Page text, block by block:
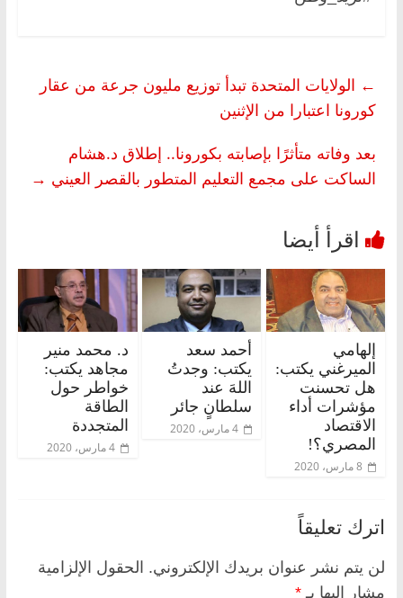
← الولايات المتحدة تبدأ توزيع مليون جرعة من عقار
كورونا اعتبارا من الإثنين
بعد وفاته متأثرًا بإصابته بكورونا.. إطلاق د.هشام
الساكت على مجمع التعليم المتطور بالقصر العيني →
إلهامي
الميرغني يكتب:
هل تحسنت
مؤشرات أداء
الاقتصاد
المصري؟!
8 مارس، 2020
أحمد سعد
يكتب: وجدتُ
اللهَ عند
سلطانٍ جائر
4 مارس، 2020
د. محمد منير
مجاهد يكتب:
خواطر حول
الطاقة
المتجددة
4 مارس، 2020
اترك تعليقاً
لن يتم نشر عنوان بريدك الإلكتروني. الحقول الإلزامية
مشار إليها بـ *